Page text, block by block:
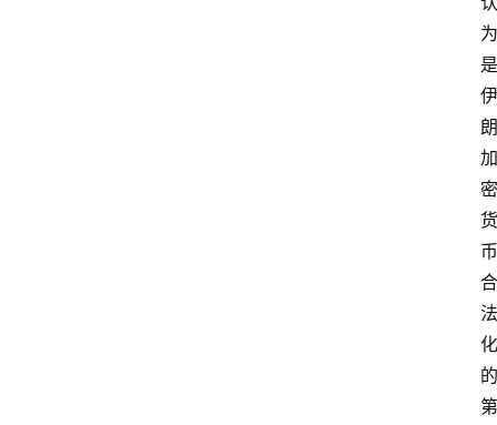
为
是
伊
朗
加
密
货
币
合
法
化
的
第